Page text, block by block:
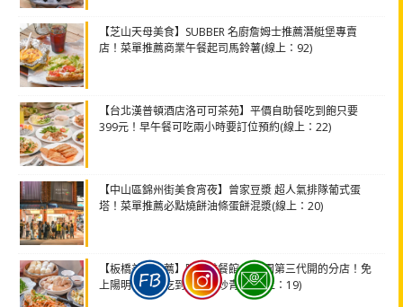
【芝山天母美食】SUBBER 名廚詹姆士推薦潛艇堡專賣
店！菜單推薦商業午餐起司馬鈴薯(線上：92)
【台北漢普頓酒店洛可可茶苑】平價自助餐吃到飽只要
399元！早午餐可吃兩小時要訂位預約(線上：22)
【中山區錦州街美食宵夜】曾家豆漿 超人氣排隊葡式蛋
塔！菜單推薦必點燒餅油條蛋餅混漿(線上：20)
【板橋美食推薦】呷雞啦餐館 青菜園第三代開的分店！免
上陽明山就能吃到白斬雞炒青菜(線上：19)